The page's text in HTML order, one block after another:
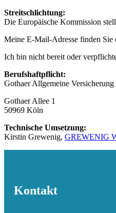
Streitschlichtung:
Die Europäische Kommission
Meine E-Mail-Adresse finden Sie
Ich bin nicht bereit oder
Berufshaftpflicht:
Gothaer Allgemeine
Gothaer Allee 1
50969 Köln
Technische Umsetzung:
Kirstin Grewenig, GREWENIG
Kontakt